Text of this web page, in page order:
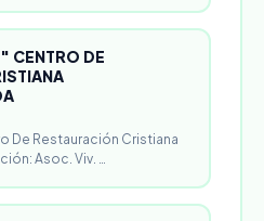
CENTRO DE
De Restauración Cristiana
Asoc. Viv. …